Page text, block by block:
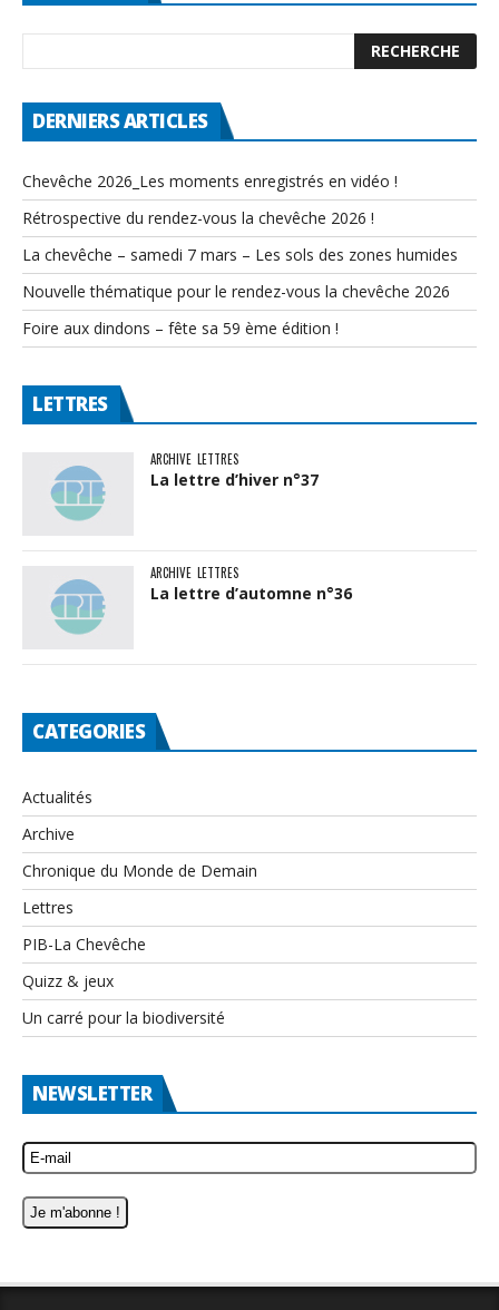
DERNIERS ARTICLES
Chevêche 2026_Les moments enregistrés en vidéo !
Rétrospective du rendez-vous la chevêche 2026 !
La chevêche – samedi 7 mars – Les sols des zones humides
Nouvelle thématique pour le rendez-vous la chevêche 2026
Foire aux dindons – fête sa 59 ème édition !
LETTRES
ARCHIVE LETTRES
La lettre d’hiver n°37
ARCHIVE LETTRES
La lettre d’automne n°36
CATEGORIES
Actualités
Archive
Chronique du Monde de Demain
Lettres
PIB-La Chevêche
Quizz & jeux
Un carré pour la biodiversité
NEWSLETTER